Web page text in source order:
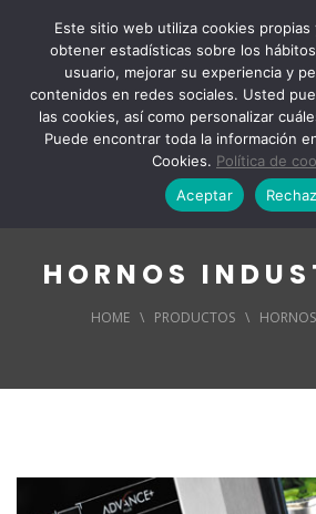
HORNOS
HOME \ PRODUCTOS \
Este sitio web utiliza cookies
obtener estadísticas sobre los
usuario, mejorar su experiencia y
contenidos en redes sociales. Usted
las cookies, así como personalizar
Puede encontrar toda la información
Cookies. Política de
Aceptar